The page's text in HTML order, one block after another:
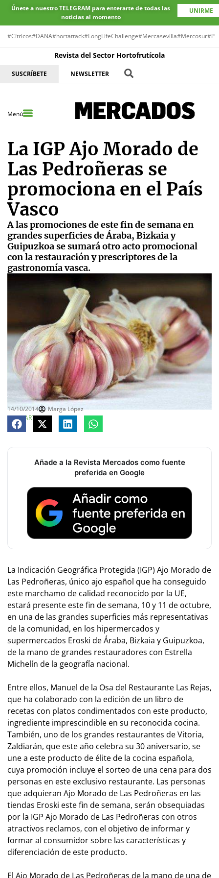
Únete a nuestro TELEGRAM para enterarte de todas las
noticias al momento
UNIRME
#Cítricos#DANA#hortattack#LongLifeChallenge#Mercasevilla#Mercosur
Revista del Sector Hortofrutícola
SUSCRÍBETE NEWSLETTER
Menú
La IGP Ajo Morado de
Las Pedroñeras se
promociona en el País
Vasco
A las promociones de este fin de semana en
grandes superficies de Áraba, Bizkaia y
Guipuzkoa se sumará otro acto promocional
con la restauración y prescriptores de la
gastronomía vasca.
14/10/2014
Marga López
COMPARTE
Añade a la Revista Mercados como fuente
preferida en Google
La Indicación Geográfica Protegida (IGP) Ajo Morado de
Las Pedroñeras, único ajo español que ha conseguido
este marchamo de calidad reconocido por la UE,
estará presente este fin de semana, 10 y 11 de octubre,
en una de las grandes superficies más representativas
de la comunidad, en los hipermercados y
supermercados Eroski de Áraba, Bizkaia y Guipuzkoa,
de la mano de grandes restauradores con Estrella
Michelín de la geografía nacional.
Entre ellos, Manuel de la Osa del Restaurante Las Rejas,
que ha colaborado con la edición de un libro de
recetas con platos condimentados con este producto,
ingrediente imprescindible en su reconocida cocina.
También, uno de los grandes restaurantes de Vitoria,
Zaldiarán, que este año celebra su 30 aniversario, se
une a este producto de élite de la cocina española,
cuya promoción incluye el sorteo de una cena para dos
personas en este exclusivo restaurante. Las personas
que adquieran Ajo Morado de Las Pedroñeras en las
tiendas Eroski este fin de semana, serán obsequiadas
por la IGP Ajo Morado de Las Pedroñeras con otros
atractivos reclamos, con el objetivo de informar y
formar al consumidor sobre las características y
diferenciación de este producto.
El Ajo Morado de Las Pedroñeras de la mano de una de